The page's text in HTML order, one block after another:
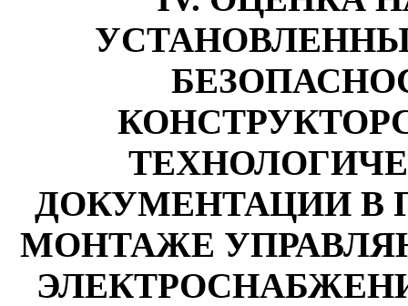
ДОКУМЕНТАЦИИ В
МОНТАЖЕ